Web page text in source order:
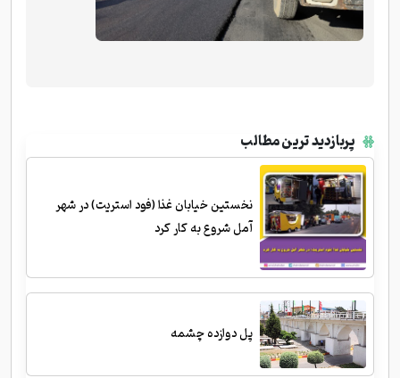
پربازدید ترین مطالب
نخستین خیابان غذا (فود استریت) در شهر
آمل شروع به کار کرد
پل دوازده چشمه